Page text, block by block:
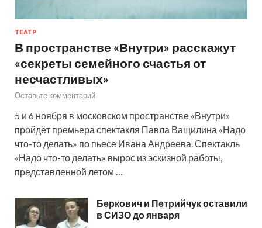
ТЕАТР
В пространстве «Внутри» расскажут
«секреты семейного счастья от
несчастливых»
Оставьте комментарий
5 и 6 ноября в московском пространстве «Внутри»
пройдёт премьера спектакля Павла Ващилина «Надо
что-то делать» по пьесе Ивана Андреева. Спектакль
«Надо что-то делать» вырос из эскизной работы,
представленной летом …
Беркович и Петрийчук оставили
в СИЗО до января